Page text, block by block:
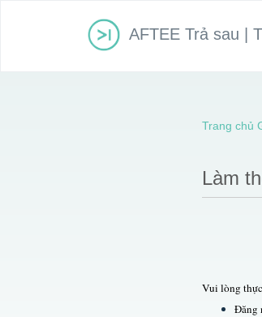
AFTEE Trả sau |
Trang chủ
Làm
Vui lòng
Đăng